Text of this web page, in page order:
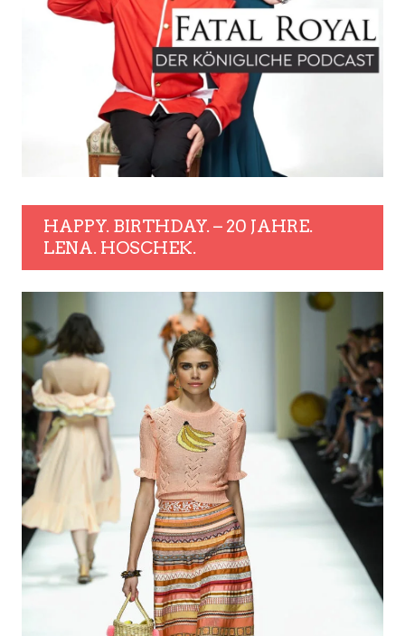
HAPPY. BIRTHDAY. – 20 JAHRE.
LENA. HOSCHEK.